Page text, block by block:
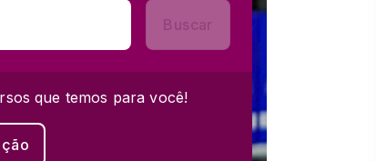
Buscar
que temos para você!